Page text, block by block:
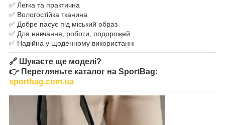
✅ Легка та практична
✅ Вологостійка тканина
✅ Добре пасує під міський образ
✅ Для навчання, роботи, подорожей
✅ Надійна у щоденному використанні
🔗 Шукаєте ще моделі?
👉 Перегляньте каталог на SportBag:
sportbag.com.ua